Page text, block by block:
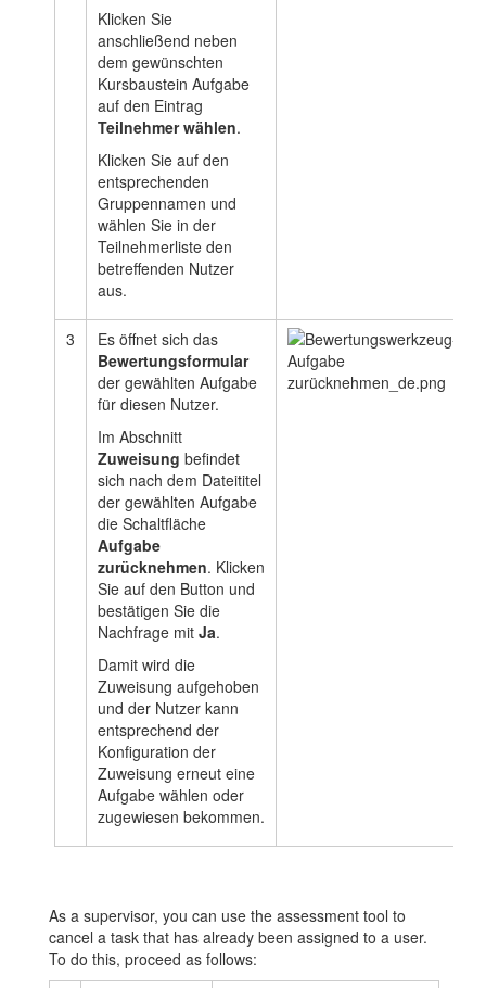
Klicken Sie
anschließend neben
dem gewünschten
Kursbaustein Aufgabe
auf den Eintrag
Teilnehmer wählen.
Klicken Sie auf den
entsprechenden
Gruppennamen und
wählen Sie in der
Teilnehmerliste den
betreffenden Nutzer
aus.
3
Es öffnet sich das
Bewertungsformular
der gewählten Aufgabe
für diesen Nutzer.
Im Abschnitt
Zuweisung befindet
sich nach dem Dateititel
der gewählten Aufgabe
die Schaltfläche
Aufgabe
zurücknehmen. Klicken
Sie auf den Button und
bestätigen Sie die
Nachfrage mit Ja.
Damit wird die
Zuweisung aufgehoben
und der Nutzer kann
entsprechend der
Konfiguration der
Zuweisung erneut eine
Aufgabe wählen oder
zugewiesen bekommen.
As a supervisor, you can use the assessment tool to
cancel a task that has already been assigned to a user.
To do this, proceed as follows: